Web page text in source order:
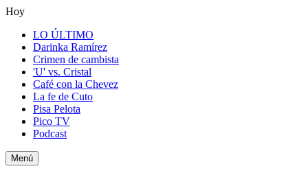
Hoy
LO ÚLTIMO
Darinka Ramírez
Crimen de cambista
'U' vs. Cristal
Café con la Chevez
La fe de Cuto
Pisa Pelota
Pico TV
Podcast
Menú